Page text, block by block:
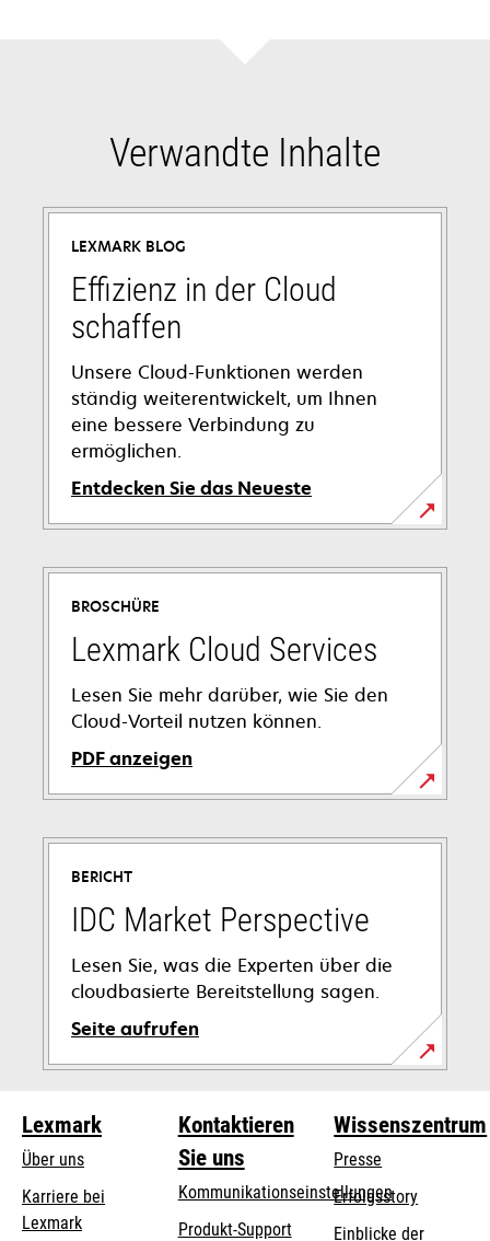
Verwandte Inhalte
LEXMARK BLOG
Effizienz in der Cloud
schaffen
Unsere Cloud-Funktionen werden
ständig weiterentwickelt, um Ihnen
eine bessere Verbindung zu
ermöglichen.
Entdecken Sie das Neueste
BROSCHÜRE
Lexmark Cloud Services
Lesen Sie mehr darüber, wie Sie den
Cloud-Vorteil nutzen können.
PDF anzeigen
wird
in
neuen
Registerkarte
geöffnet
BERICHT
IDC Market Perspective
Lesen Sie, was die Experten über die
cloudbasierte Bereitstellung sagen.
Seite aufrufen
Lexmark
Über uns
Karriere bei
Lexmark
Kontaktieren
Sie uns
Kommunikationseinstellungen
wird
Produkt-Supportwird
Wissenszentrum
Presse
Erfolgsstory
Einblicke der